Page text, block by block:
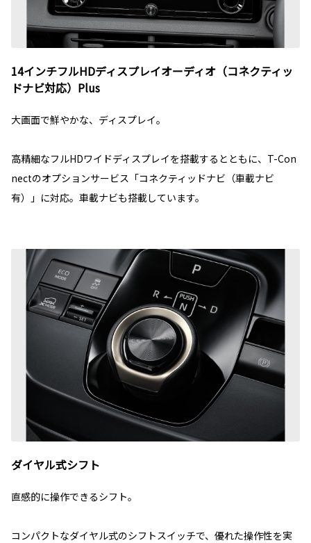
14インチフルHDディスプレイオーディオ（コネクティッ
ドナビ対応）Plus
大画面で鮮やかな、ディスプレイ。
高精細なフルHDワイドディスプレイを搭載するとともに、T-Con
nectのオプションサービス「コネクティッドナビ（車載ナビ
有）」に対応。車載ナビも搭載しています。
ダイヤル式シフト
直感的に操作できるシフト。
コンパクトなダイヤル式のシフトスイッチで、優れた操作性を実